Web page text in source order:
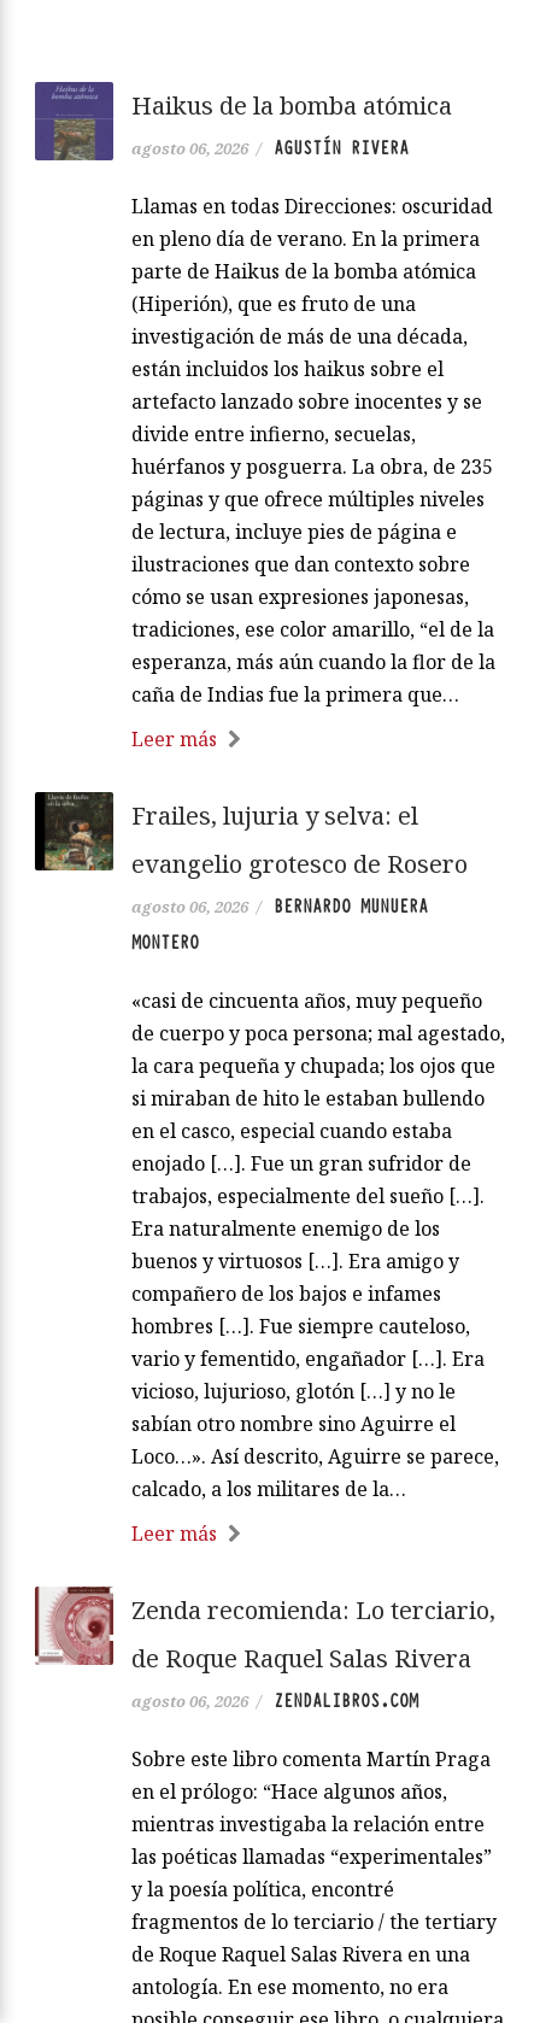
Haikus de la bomba atómica
agosto 06, 2026 / AGUSTÍN RIVERA
Llamas en todas Direcciones: oscuridad
en pleno día de verano. En la primera
parte de Haikus de la bomba atómica
(Hiperión), que es fruto de una
investigación de más de una década,
están incluidos los haikus sobre el
artefacto lanzado sobre inocentes y se
divide entre infierno, secuelas,
huérfanos y posguerra. La obra, de 235
páginas y que ofrece múltiples niveles
de lectura, incluye pies de página e
ilustraciones que dan contexto sobre
cómo se usan expresiones japonesas,
tradiciones, ese color amarillo, “el de la
esperanza, más aún cuando la flor de la
caña de Indias fue la primera que…
Leer más
Frailes, lujuria y selva: el
evangelio grotesco de Rosero
agosto 06, 2026 /
BERNARDO MUNUERA
MONTERO
«casi de cincuenta años, muy pequeño
de cuerpo y poca persona; mal agestado,
la cara pequeña y chupada; los ojos que
si miraban de hito le estaban bullendo
en el casco, especial cuando estaba
enojado […]. Fue un gran sufridor de
trabajos, especialmente del sueño […].
Era naturalmente enemigo de los
buenos y virtuosos […]. Era amigo y
compañero de los bajos e infames
hombres […]. Fue siempre cauteloso,
vario y fementido, engañador […]. Era
vicioso, lujurioso, glotón […] y no le
sabían otro nombre sino Aguirre el
Loco…». Así descrito, Aguirre se parece,
calcado, a los militares de la…
Leer más
Zenda recomienda: Lo terciario,
de Roque Raquel Salas Rivera
agosto 06, 2026 / ZENDALIBROS.COM
Sobre este libro comenta Martín Praga
en el prólogo: “Hace algunos años,
mientras investigaba la relación entre
las poéticas llamadas “experimentales”
y la poesía política, encontré
fragmentos de lo terciario / the tertiary
de Roque Raquel Salas Rivera en una
antología. En ese momento, no era